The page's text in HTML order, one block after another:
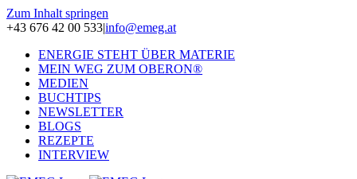
Zum Inhalt springen
+43 676 42 00 533|info@emeg.at
ENERGIE STEHT ÜBER MATERIE
MEIN WEG ZUM OBERON®
MEDIEN
BUCHTIPS
NEWSLETTER
BLOGS
REZEPTE
INTERVIEW